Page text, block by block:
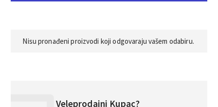
Nisu pronađeni proizvodi koji odgovaraju vašem odabiru.
Veleprodajni Kupac?